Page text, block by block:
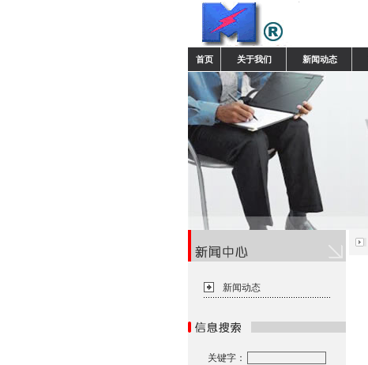
首页 关于我们 新闻动态
新闻动态
关键字：